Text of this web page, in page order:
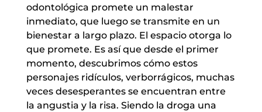
odontológica promete un malestar
inmediato, que luego se transmite en un
bienestar a largo plazo. El espacio otorga lo
que promete. Es así que desde el primer
momento, descubrimos cómo estos
personajes ridículos, verborrágicos, muchas
veces desesperantes se encuentran entre
la angustia y la risa. Siendo la droga una